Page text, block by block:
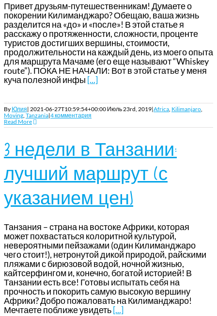
Привет друзьям-путешественникам! Думаете о
покорении Килиманджаро? Обещаю, ваша жизнь
разделится на «до» и «после»! В этой статье я
расскажу о протяженности, сложности, проценте
туристов достигших вершины, стоимости,
продолжительности на каждый день, из моего опыта
для маршрута Мачаме (его еще называют “Whiskey
route”). ПОКА НЕ НАЧАЛИ: Вот в этой статье у меня
куча полезной инфы [...]
By Юлия| 2021-06-27T10:59:54+00:00 Июль 23rd, 2019|Africa, Kilimanjaro,
Moving, Tanzania|4 комментария
Read More
3 недели в Танзании:
лучший маршрут (с
указанием цен)
Танзания – страна на востоке Африки, которая
может похвастаться колоритной культурой,
невероятными пейзажами (один Килиманджаро
чего стоит!), нетронутой дикой природой, райскими
пляжами с бирюзовой водой, ночной жизнью,
кайтсерфингом и, конечно, богатой историей! В
Танзании есть все! Готовы испытать себя на
прочность и покорить самую высокую вершину
Африки? Добро пожаловать на Килиманджаро!
Мечтаете поближе увидеть[...]